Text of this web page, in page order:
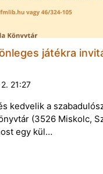
játékra
21:27
kedvelik a
(3526 Miskolc,
egy kül…